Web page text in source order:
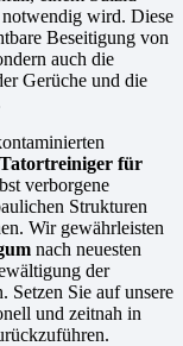
notwendig wird. Diese
Beseitigung von
auch die
Gerüche und die
Tatortreiniger für
verborgene
Strukturen
Wir gewährleisten
nach neuesten
der
Setzen Sie auf unsere
und zeitnah in